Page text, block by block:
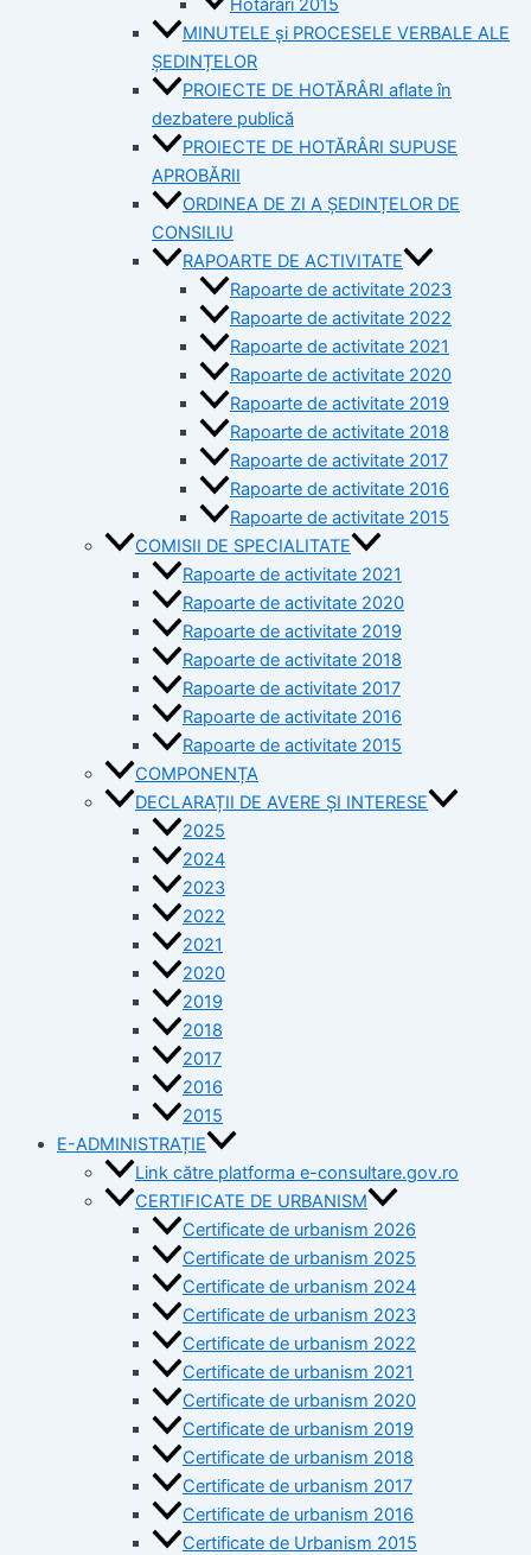
MINUTELE și PROCESELE VERBALE ALE
ȘEDINȚELOR
PROIECTE DE HOTĂRÂRI aflate în
dezbatere publică
PROIECTE DE HOTĂRÂRI SUPUSE
APROBĂRII
ORDINEA DE ZI A ȘEDINȚELOR DE
CONSILIU
RAPOARTE DE ACTIVITATE
Rapoarte de activitate 2023
Rapoarte de activitate 2022
Rapoarte de activitate 2021
Rapoarte de activitate 2020
Rapoarte de activitate 2019
Rapoarte de activitate 2018
Rapoarte de activitate 2017
Rapoarte de activitate 2016
Rapoarte de activitate 2015
COMISII DE SPECIALITATE
Rapoarte de activitate 2021
Rapoarte de activitate 2020
Rapoarte de activitate 2019
Rapoarte de activitate 2018
Rapoarte de activitate 2017
Rapoarte de activitate 2016
Rapoarte de activitate 2015
COMPONENȚA
DECLARAȚII DE AVERE ȘI INTERESE
2025
2024
2023
2022
2021
2020
2019
2018
2017
2016
2015
E-ADMINISTRAȚIE
Link către platforma e-consultare.gov.ro
CERTIFICATE DE URBANISM
Certificate de urbanism 2026
Certificate de urbanism 2025
Certificate de urbanism 2024
Certificate de urbanism 2023
Certificate de urbanism 2022
Certificate de urbanism 2021
Certificate de urbanism 2020
Certificate de urbanism 2019
Certificate de urbanism 2018
Certificate de urbanism 2017
Certificate de urbanism 2016
Certificate de Urbanism 2015